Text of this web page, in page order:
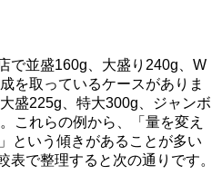
で並盛160g、大盛り240g、W
を取っているケースがありま
盛225g、特大300g、ジャンボ
これらの例から、「量を変え
という傾きがあることが多い
表で整理すると次の通りです。